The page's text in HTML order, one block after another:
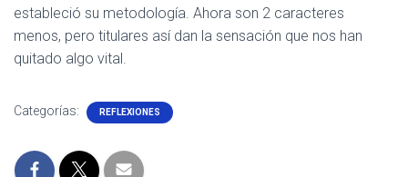
estableció su metodología. Ahora son 2 caracteres
menos, pero titulares así dan la sensación que nos han
quitado algo vital.
Categorías: REFLEXIONES